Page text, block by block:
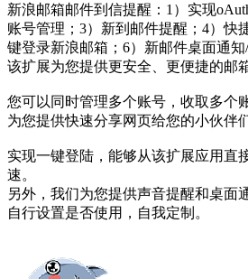
新浪邮箱邮件到信提醒：1）实现
账号管理；3）新到邮件提醒；4）快
键登录新浪邮箱；6）新邮件桌面通知/
该扩展为您提供更安全、更便捷的邮
您可以同时管理多个账号，收取多个
为您提供快速分享网页给您的小伙伴们
实现一键登陆，能够从该扩展应用直
速。
另外，我们为您提供声音提醒和桌面
自行设置是否使用，自我定制。